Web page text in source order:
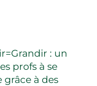
: un
profs à se
à des